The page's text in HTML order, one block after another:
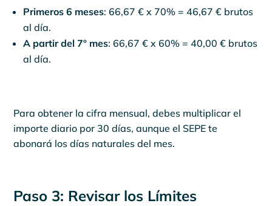
Primeros 6 meses: 66,67 € x 70% = 46,67 € brutos
al día.
A partir del 7º mes: 66,67 € x 60% = 40,00 € brutos
al día.
Para obtener la cifra mensual, debes multiplicar el
importe diario por 30 días, aunque el SEPE te
abonará los días naturales del mes.
Paso 3: Revisar los Límites